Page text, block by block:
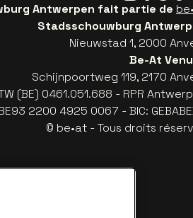
Antwerpen fait partie de
Stadsschouwburg
Nieuwstad 1, 2000
Be-At
Schijnpoortweg 119, 2170
(BE) 0461.051.688 - RPR
2200 4925 0067 - BIC:
© be•at - Tous droits